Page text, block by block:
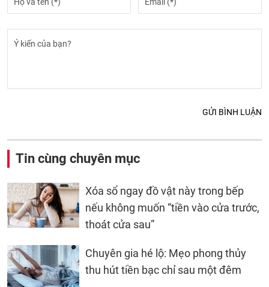
GỬI BÌNH LUẬN
Tin cùng chuyên mục
Xóa sổ ngay đồ vật này trong bếp
nếu không muốn “tiền vào cửa trước,
thoát cửa sau”
Chuyên gia hé lộ: Mẹo phong thủy
thu hút tiền bạc chỉ sau một đêm